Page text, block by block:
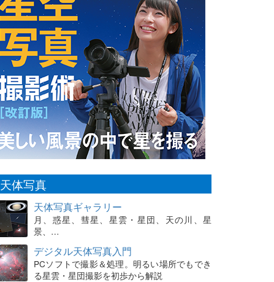
天体写真
天体写真ギャラリー
月、惑星、彗星、星雲・星団、天の川、星
景、…
デジタル天体写真入門
PCソフトで撮影＆処理。明るい場所でもでき
る星雲・星団撮影を初歩から解説